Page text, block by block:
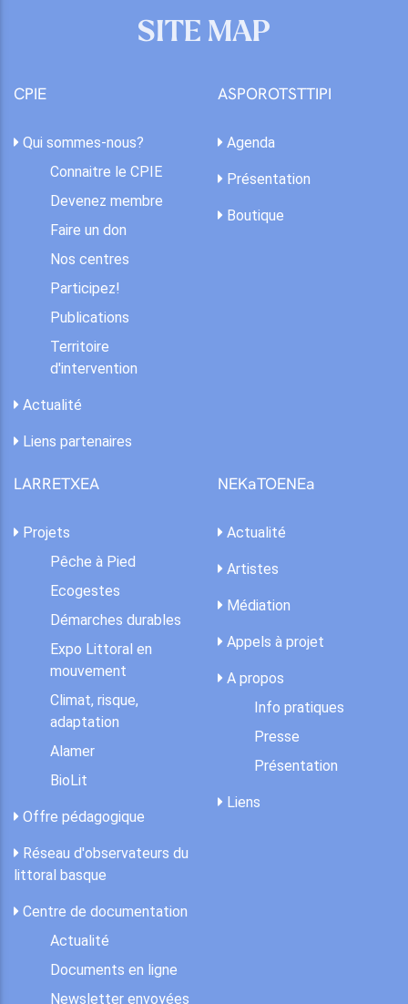
SITE MAP
CPIE
Qui sommes-nous?
Connaitre le CPIE
Devenez membre
Faire un don
Nos centres
Participez!
Publications
Territoire
d'intervention
Actualité
Liens partenaires
ASPOROTSTTIPI
Agenda
Présentation
Boutique
LARRETXEA
Projets
Pêche à Pied
Ecogestes
Démarches durables
Expo Littoral en
mouvement
Climat, risque,
adaptation
Alamer
BioLit
Offre pédagogique
Réseau d'observateurs du
littoral basque
Centre de documentation
Actualité
Documents en ligne
Newsletter envoyées
NEKaTOENEa
Actualité
Artistes
Médiation
Appels à projet
A propos
Info pratiques
Presse
Présentation
Liens